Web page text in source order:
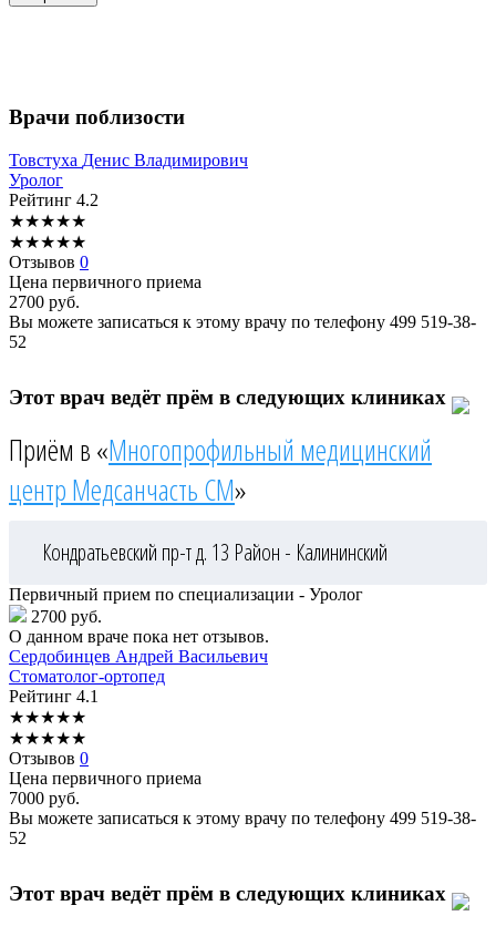
Врачи поблизости
Товстуха Денис Владимирович
Уролог
Рейтинг 4.2
★★★★★
★★★★★
Отзывов 0
Цена первичного приема
2700 руб.
Вы можете записаться к этому врачу по телефону 499 519-38-
52
Этот врач ведёт прём в следующих клиниках
Приём в «Многопрофильный медицинский
центр Медсанчасть СМ»
Кондратьевский пр-т д. 13 Район - Калининский
Первичный прием по специализации - Уролог
2700 руб.
О данном враче пока нет отзывов.
Сердобинцев Андрей Васильевич
Стоматолог-ортопед
Рейтинг 4.1
★★★★★
★★★★★
Отзывов 0
Цена первичного приема
7000 руб.
Вы можете записаться к этому врачу по телефону 499 519-38-
52
Этот врач ведёт прём в следующих клиниках